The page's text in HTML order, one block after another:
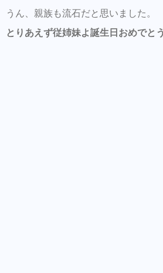
うん、親族も流石だと思いました。
とりあえず従姉妹よ誕生日おめでと